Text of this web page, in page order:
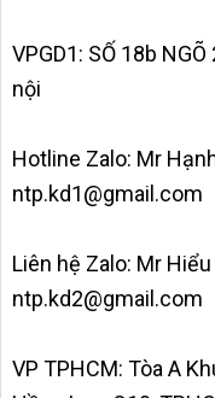
VPGD1: SỐ 18b
nội
Hotline Zalo: Mr
ntp.kd1@gmail.com
Liên hệ Zalo: Mr
ntp.kd2@gmail.com
VP TPHCM: Tòa A